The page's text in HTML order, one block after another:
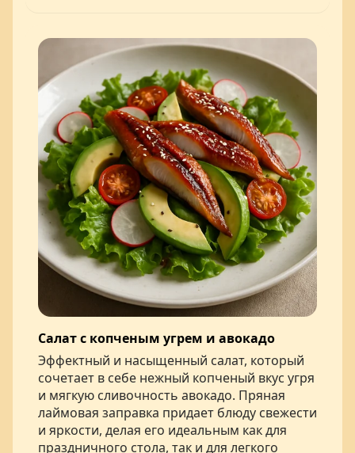
Салат с копченым угрем и авокадо
Эффектный и насыщенный салат, который
сочетает в себе нежный копченый вкус угря
и мягкую сливочность авокадо. Пряная
лаймовая заправка придает блюду свежести
и яркости, делая его идеальным как для
праздничного стола, так и для легкого